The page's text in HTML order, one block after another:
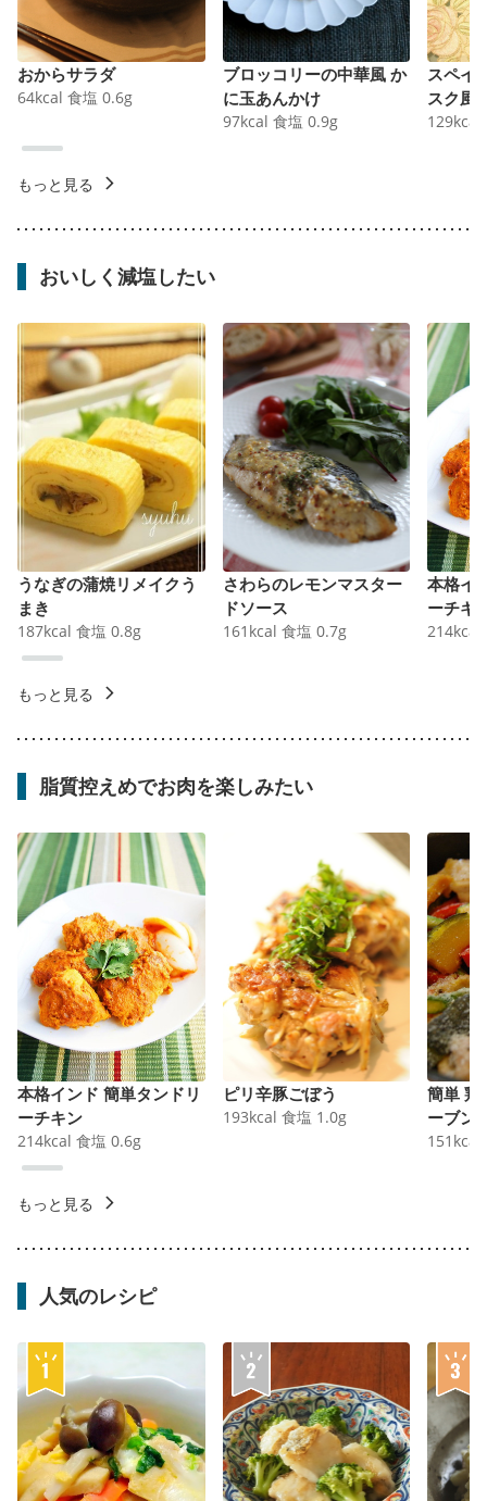
おからサラダ
64kcal 食塩 0.6g
ブロッコリーの中華風 か
に玉あんかけ
97kcal 食塩 0.9g
スペイ
スク風
129kcal
もっと見る
おいしく減塩したい
うなぎの蒲焼リメイクう
まき
187kcal 食塩 0.8g
さわらのレモンマスター
ドソース
161 kcal 食塩 0.7g
本格イ
ーチキ
214kcal
もっと見る
脂質控えめでお肉を楽しみたい
本格インド 簡単タンドリ
ーチキン
214kcal 食塩 0.6g
ピリ辛豚ごぼう
193kcal 食塩 1.0g
簡単 鶏
ーブン
151 kcal
もっと見る
人気のレシピ